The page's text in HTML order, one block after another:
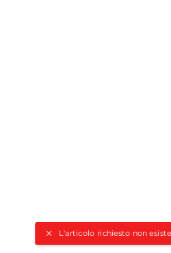
L'articolo richiesto non